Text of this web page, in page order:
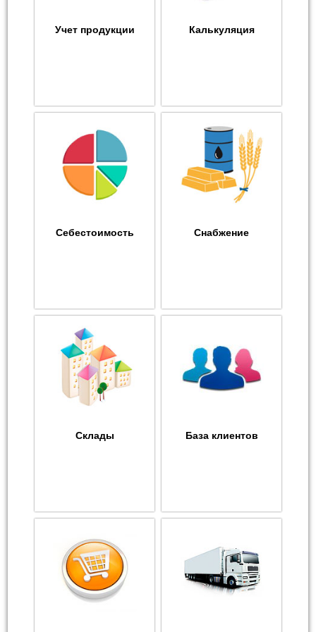
Учет продукции Калькуляция
Себестоимость Снабжение
Склады База клиентов